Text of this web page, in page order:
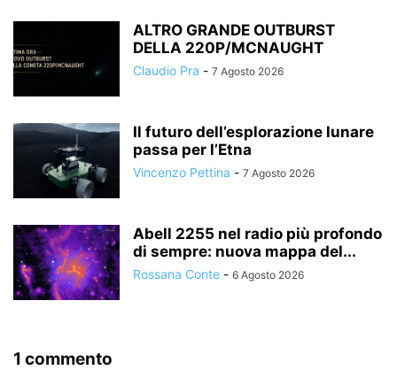
ALTRO GRANDE OUTBURST
DELLA 220P/MCNAUGHT
Claudio Pra - 7 Agosto 2026
Il futuro dell’esplorazione lunare
passa per l’Etna
Vincenzo Pettina - 7 Agosto 2026
Abell 2255 nel radio più profondo
di sempre: nuova mappa del...
Rossana Conte - 6 Agosto 2026
1 commento